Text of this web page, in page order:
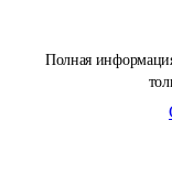
Полная